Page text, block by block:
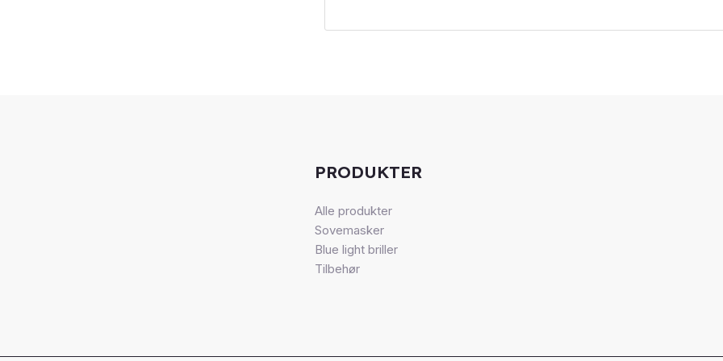
PRODUKTER
Alle produkter
Sovemasker
Blue light briller
Tilbehør